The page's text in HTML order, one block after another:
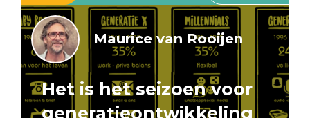
Maurice van Rooijen
Het is het seizoen voor
generatieontwikkeling